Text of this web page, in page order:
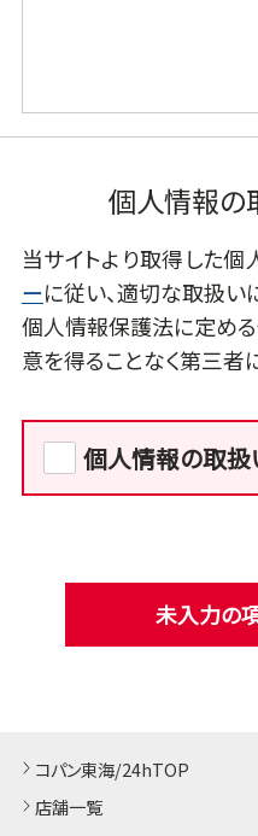
個人情報の
当サイトより取得した個
ーに従い、適切な取扱い
個人情報保護法に定め
意を得ることなく第三者
個人情報の取扱
未入力の
コパン東海/24hTOP
店舗一覧